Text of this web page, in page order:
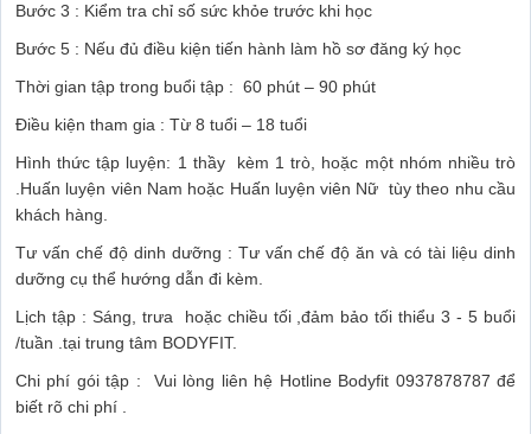
Bước 3 : Kiểm tra chỉ số sức khỏe trước khi học
Bước 5 : Nếu đủ điều kiện tiến hành làm hồ sơ đăng ký học
Thời gian tập trong buổi tập : 60 phút – 90 phút
Điều kiện tham gia : Từ 8 tuổi – 18 tuổi
Hình thức tập luyện: 1 thầy kèm 1 trò, hoặc một nhóm nhiều trò
.Huấn luyện viên Nam hoặc Huấn luyện viên Nữ tùy theo nhu cầu
khách hàng.
Tư vấn chế độ dinh dưỡng : Tư vấn chế độ ăn và có tài liệu dinh
dưỡng cụ thể hướng dẫn đi kèm.
Lịch tập : Sáng, trưa hoặc chiều tối ,đảm bảo tối thiểu 3 - 5 buổi
/tuần .tại trung tâm BODYFIT.
Chi phí gói tập : Vui lòng liên hệ Hotline Bodyfit 0937878787 để
biết rõ chi phí .